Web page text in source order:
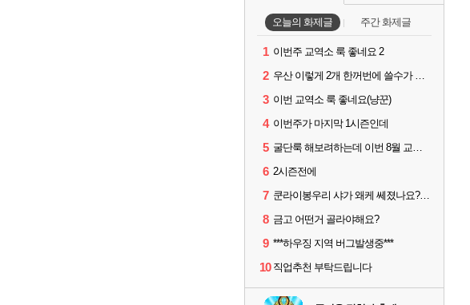
오늘의 화제글 주간 화제글
1 이번주 교역소 룩 좋네요 2
2 우산 이렇게 2개 한꺼번에 쓸수가 있네요
3 이번 교역소 룩 좋네요(냥꾼)
4 이번주가 마지막 1시즌인데
5 굴단룩 해보려하는데 이번 8월 교역소 칠흙 두건 질문드립니다
6 2시즌전에
7 쿤라이봉우리 샤가 왜케 쎄졌나요? ㅋㅋㅋ
8 금고 어떤거 골라야해요?
9 ***하우징 지역 버그발생중***
10 직업추천 부탁드립니다